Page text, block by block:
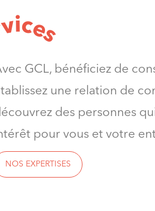
vice
s
GCL, bénéficiez de
une relation de
des personnes
pour vous et votre
NOS EXPERTISES